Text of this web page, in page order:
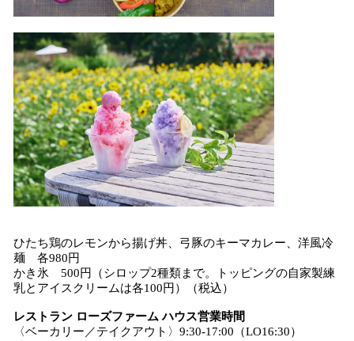
ひたち鶏のレモンから揚げ丼、弓豚のキーマカレー、洋風冷
麺 各980円
かき氷 500円（シロップ2種類まで。トッピングの自家製練
乳とアイスクリームは各100円）（税込）
レストラン ローズファーム ハウス営業時間
〈ベーカリー／テイクアウト〉9:30-17:00（LO16:30）